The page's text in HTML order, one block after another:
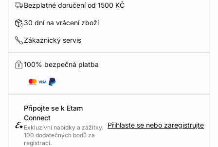
Bezplatné doručení od 1500 KČ
30 dní na vrácení zboží
Zákaznický servis
100% bezpečná platba
Připojte se k Etam
Connect
Exkluzivní nabídky a zážitky.
100 dodatečných bodů za
registraci.
Přihlaste se nebo zaregistrujte